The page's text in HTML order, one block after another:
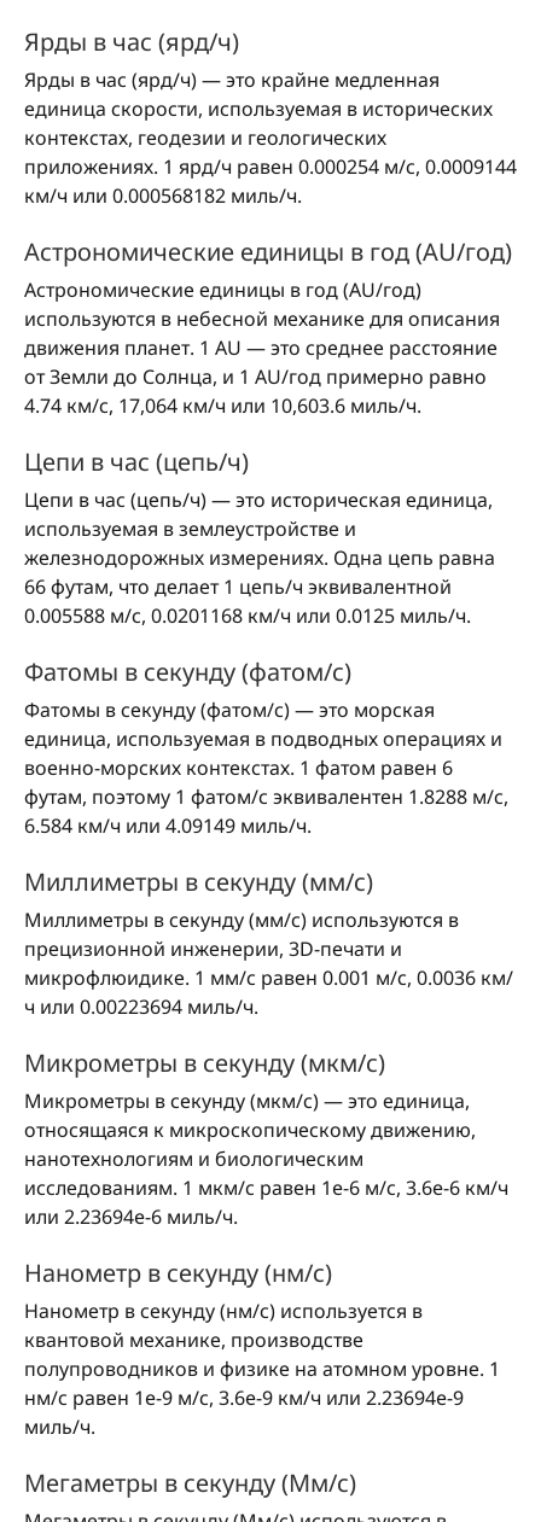
Ярды в час (ярд/ч)
Ярды в час (ярд/ч) — это крайне медленная
единица скорости, используемая в исторических
контекстах, геодезии и геологических
приложениях. 1 ярд/ч равен 0.000254 м/с, 0.0009144
км/ч или 0.000568182 миль/ч.
Астрономические единицы в год (AU/год)
Астрономические единицы в год (AU/год)
используются в небесной механике для описания
движения планет. 1 AU — это среднее расстояние
от Земли до Солнца, и 1 AU/год примерно равно
4.74 км/с, 17,064 км/ч или 10,603.6 миль/ч.
Цепи в час (цепь/ч)
Цепи в час (цепь/ч) — это историческая единица,
используемая в землеустройстве и
железнодорожных измерениях. Одна цепь равна
66 футам, что делает 1 цепь/ч эквивалентной
0.005588 м/с, 0.0201168 км/ч или 0.0125 миль/ч.
Фатомы в секунду (фатом/с)
Фатомы в секунду (фатом/с) — это морская
единица, используемая в подводных операциях и
военно-морских контекстах. 1 фатом равен 6
футам, поэтому 1 фатом/с эквивалентен 1.8288 м/с,
6.584 км/ч или 4.09149 миль/ч.
Миллиметры в секунду (мм/с)
Миллиметры в секунду (мм/с) используются в
прецизионной инженерии, 3D-печати и
микрофлюидике. 1 мм/с равен 0.001 м/с, 0.0036 км/
ч или 0.00223694 миль/ч.
Микрометры в секунду (мкм/с)
Микрометры в секунду (мкм/с) — это единица,
относящаяся к микроскопическому движению,
нанотехнологиям и биологическим
исследованиям. 1 мкм/с равен 1e-6 м/с, 3.6e-6 км/ч
или 2.23694e-6 миль/ч.
Нанометр в секунду (нм/с)
Нанометр в секунду (нм/с) используется в
квантовой механике, производстве
полупроводников и физике на атомном уровне. 1
нм/с равен 1e-9 м/с, 3.6e-9 км/ч или 2.23694e-9
миль/ч.
Мегаметры в секунду (Мм/с)